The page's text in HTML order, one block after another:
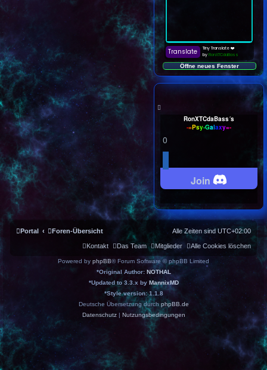
Öffne neues Fenster
RonXTCdaBass´s
-=Psy-Galaxy=-
0
Join
Portal Foren-Übersicht Alle Zeiten sind UTC+02:00
Alle Cookies löschen
Mitglieder
Das Team
Kontakt
Powered by phpBB® Forum Software © phpBB Limited
*Original Author: NOTHAL
*Updated to 3.3.x by MannixMD
*Style version: 1.1.8
Deutsche Übersetzung durchphpBB.de
Datenschutz| Nutzungsbedingungen